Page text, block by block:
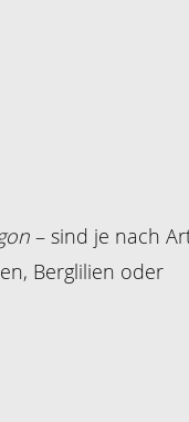
– sind je nach
Berglilien oder